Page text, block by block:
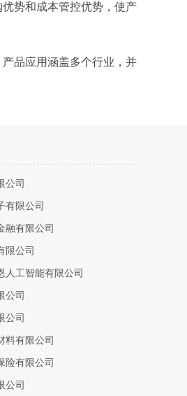
势和成本管控优势，使产
品应用涵盖多个行业，并
公司
有限公司
融有限公司
限公司
人工智能有限公司
公司
公司
料有限公司
险有限公司
公司